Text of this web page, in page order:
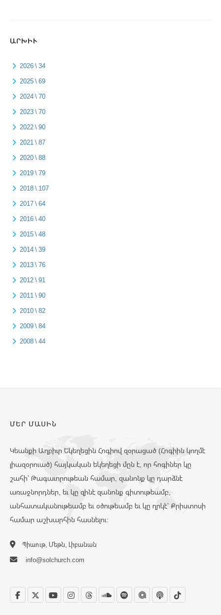
ԱՐԽԻՒ
2026 \ 34
2025 \ 69
2024 \ 70
2023 \ 70
2022 \ 90
2021 \ 87
2020 \ 88
2019 \ 79
2018 \ 107
2017 \ 64
2016 \ 40
2015 \ 48
2014 \ 39
2013 \ 76
2012 \ 91
2011 \ 90
2010 \ 82
2009 \ 84
2008 \ 44
ՄԵՐ ՄԱՍԻՆ
Կեանքի Աղբիւր Եկեղեցին Հոգիով զօրացած (Հոգիին կողմէ
լիազօրուած) հայկական եկեղեցի մըն է, որ հոգիներ կը
շահի՝ Թագաւորութեան համար, զանոնք կը դարձնէ
առաջնորդներ, եւ կը զինէ զանոնք գիտութեամբ,
անհատականութեամբ եւ օծութեամբ եւ կը ղրկէ՝ Քրիստոսի
համար աշխարհին հասնելու:
Պիաութ, Մեթն, Լիբանան
info@solchurch.com